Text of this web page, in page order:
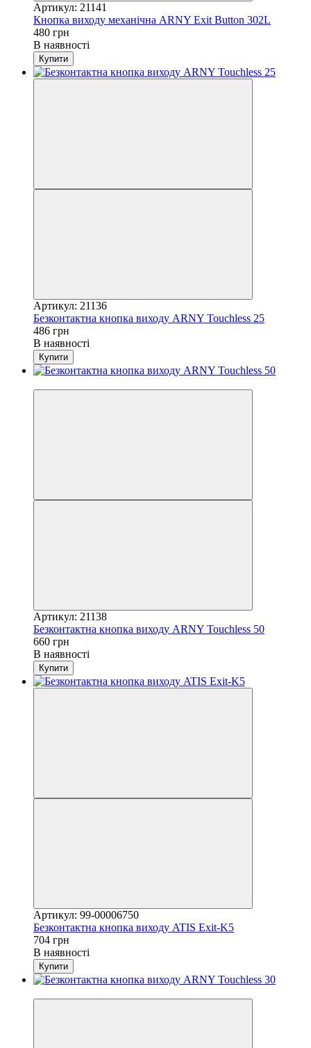
Артикул: 21141
Кнопка виходу механічна ARNY Exit Button 302L
480 грн
В наявності
Купити
Артикул: 21136
Безконтактна кнопка виходу ARNY Touchless 25
486 грн
В наявності
Купити
Артикул: 21138
Безконтактна кнопка виходу ARNY Touchless 50
660 грн
В наявності
Купити
Артикул: 99-00006750
Безконтактна кнопка виходу ATIS Exit-K5
704 грн
В наявності
Купити